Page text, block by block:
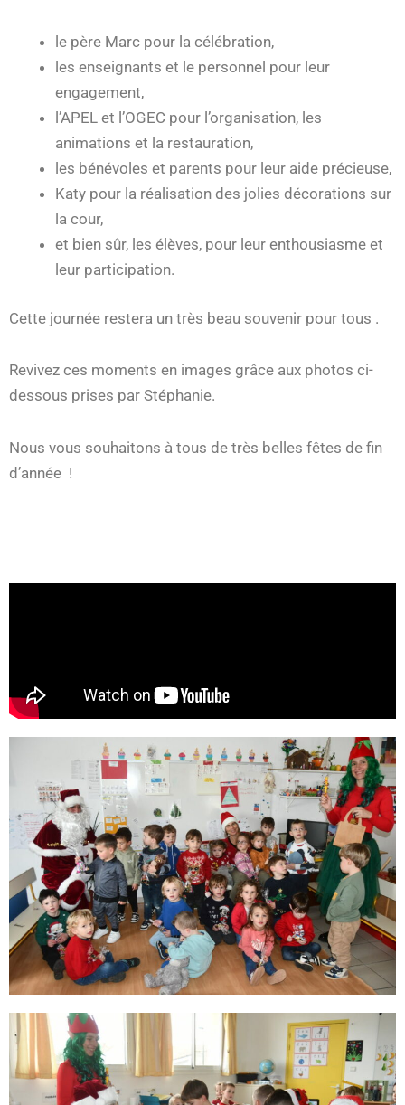
le père Marc pour la célébration,
les enseignants et le personnel pour leur
engagement,
l’APEL et l’OGEC pour l’organisation, les
animations et la restauration,
les bénévoles et parents pour leur aide précieuse,
Katy pour la réalisation des jolies décorations sur
la cour,
et bien sûr, les élèves, pour leur enthousiasme et
leur participation.
Cette journée restera un très beau souvenir pour tous .
Revivez ces moments en images grâce aux photos ci-
dessous prises par Stéphanie.
Nous vous souhaitons à tous de très belles fêtes de fin
d’année !